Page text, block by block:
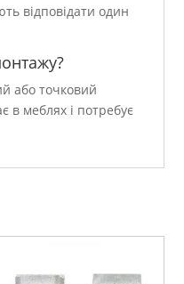
відповідати один
або точковий
в меблях і потребує